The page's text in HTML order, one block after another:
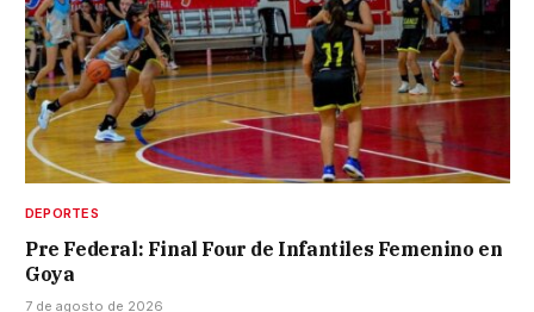
DEPORTES
Pre Federal: Final Four de Infantiles Femenino en
Goya
7 de agosto de 2026